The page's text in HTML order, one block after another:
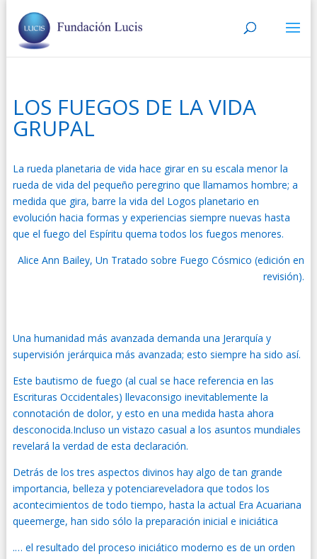
LOS FUEGOS DE LA VIDA
GRUPAL
La rueda planetaria de vida hace girar en su escala menor la
rueda de vida del pequeño peregrino que llamamos hombre; a
medida que gira, barre la vida del Logos planetario en
evolución hacia formas y experiencias siempre nuevas hasta
que el fuego del Espíritu quema todos los fuegos menores.
Alice Ann Bailey, Un Tratado sobre Fuego Cósmico (edición en
revisión).
Una humanidad más avanzada demanda una Jerarquía y
supervisión jerárquica más avanzada; esto siempre ha sido así.
Este bautismo de fuego (al cual se hace referencia en las
Escrituras Occidentales) llevaconsigo inevitablemente la
connotación de dolor, y esto en una medida hasta ahora
desconocida.Incluso un vistazo casual a los asuntos mundiales
revelará la verdad de esta declaración.
Detrás de los tres aspectos divinos hay algo de tan grande
importancia, belleza y potenciareveladora que todos los
acontecimientos de todo tiempo, hasta la actual Era Acuariana
queemerge, han sido sólo la preparación inicial e iniciática
.… el resultado del proceso iniciático moderno es de un orden